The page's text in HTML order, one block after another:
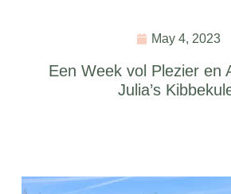
May 4, 2023
Een Week vol Plezier en
Julia’s